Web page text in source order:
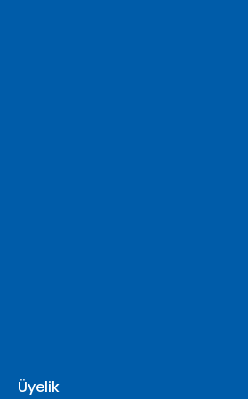
Üyelik